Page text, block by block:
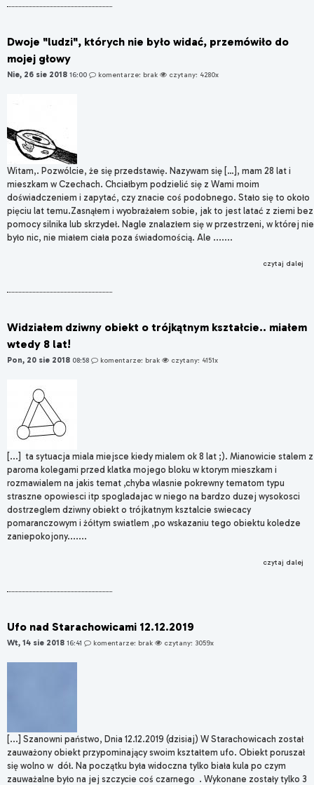
Dwoje "ludzi", których nie było widać, przemówiło do
mojej głowy
Nie, 26 sie 2018 16:00 komentarze: brak czytany: 4280x
Witam,. Pozwólcie, że się przedstawię. Nazywam się […], mam 28 lat i
mieszkam w Czechach. Chciałbym podzielić się z Wami moim
doświadczeniem i zapytać, czy znacie coś podobnego. Stało się to około
pięciu lat temu.Zasnąłem i wyobrażałem sobie, jak to jest latać z ziemi bez
pomocy silnika lub skrzydeł. Nagle znalazłem się w przestrzeni, w której nie
było nic, nie miałem ciała poza świadomością. Ale .......
czytaj dalej
Widziałem dziwny obiekt o trójkątnym kształcie.. miałem
wtedy 8 lat!
Pon, 20 sie 2018 08:58 komentarze: brak czytany: 4151x
[...] ta sytuacja miala miejsce kiedy mialem ok 8 lat ;). Mianowicie stalem z
paroma kolegami przed klatka mojego bloku w ktorym mieszkam i
rozmawialem na jakis temat ,chyba wlasnie pokrewny tematom typu
straszne opowiesci itp spogladajac w niego na bardzo duzej wysokosci
dostrzeglem dziwny obiekt o trójkatnym ksztalcie swiecacy
pomaranczowym i żółtym swiatlem ,po wskazaniu tego obiektu koledze
zaniepokojony.......
czytaj dalej
Ufo nad Starachowicami 12.12.2019
Wt, 14 sie 2018 16:41 komentarze: brak czytany: 3059x
[...] Szanowni państwo, Dnia 12.12.2019 (dzisiaj) W Starachowicach został
zauważony obiekt przypominający swoim kształtem ufo. Obiekt poruszał
się wolno w dół. Na początku była widoczna tylko biała kula po czym
zauważalne było na jej szczycie coś czarnego . Wykonane zostały tylko 3